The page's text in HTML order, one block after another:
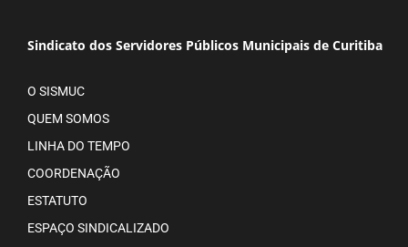
Sindicato dos Servidores Públicos Municipais de Curitiba
O SISMUC
QUEM SOMOS
LINHA DO TEMPO
COORDENAÇÃO
ESTATUTO
ESPAÇO SINDICALIZADO